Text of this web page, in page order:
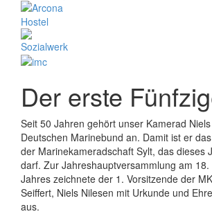
Der erste
Seit 50 Jahren gehört unser Kamerad
Deutschen Marinebund an. Damit ist er
der Marinekameradschaft Sylt, das dieses
darf. Zur Jahreshauptversammlung am
Jahres zeichnete der 1. Vorsitzende der
Seiffert, Niels Nilesen mit Urkunde und
aus.